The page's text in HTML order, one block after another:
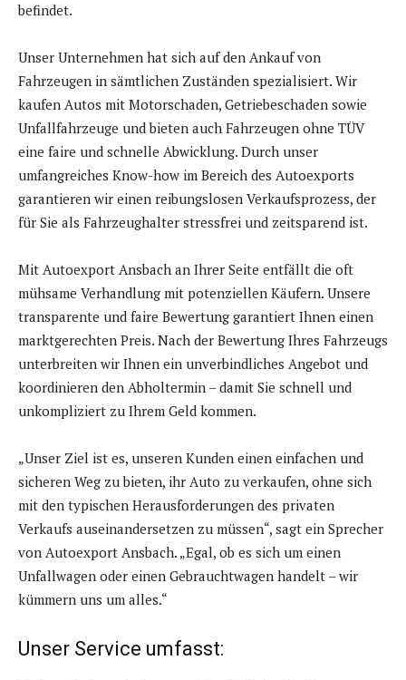
befindet.
Unser Unternehmen hat sich auf den Ankauf von
Fahrzeugen in sämtlichen Zuständen spezialisiert. Wir
kaufen Autos mit Motorschaden, Getriebeschaden sowie
Unfallfahrzeuge und bieten auch Fahrzeugen ohne TÜV
eine faire und schnelle Abwicklung. Durch unser
umfangreiches Know-how im Bereich des Autoexports
garantieren wir einen reibungslosen Verkaufsprozess, der
für Sie als Fahrzeughalter stressfrei und zeitsparend ist.
Mit Autoexport Ansbach an Ihrer Seite entfällt die oft
mühsame Verhandlung mit potenziellen Käufern. Unsere
transparente und faire Bewertung garantiert Ihnen einen
marktgerechten Preis. Nach der Bewertung Ihres Fahrzeugs
unterbreiten wir Ihnen ein unverbindliches Angebot und
koordinieren den Abholtermin – damit Sie schnell und
unkompliziert zu Ihrem Geld kommen.
„Unser Ziel ist es, unseren Kunden einen einfachen und
sicheren Weg zu bieten, ihr Auto zu verkaufen, ohne sich
mit den typischen Herausforderungen des privaten
Verkaufs auseinandersetzen zu müssen“, sagt ein Sprecher
von Autoexport Ansbach. „Egal, ob es sich um einen
Unfallwagen oder einen Gebrauchtwagen handelt – wir
kümmern uns um alles.“
Unser Service umfasst: